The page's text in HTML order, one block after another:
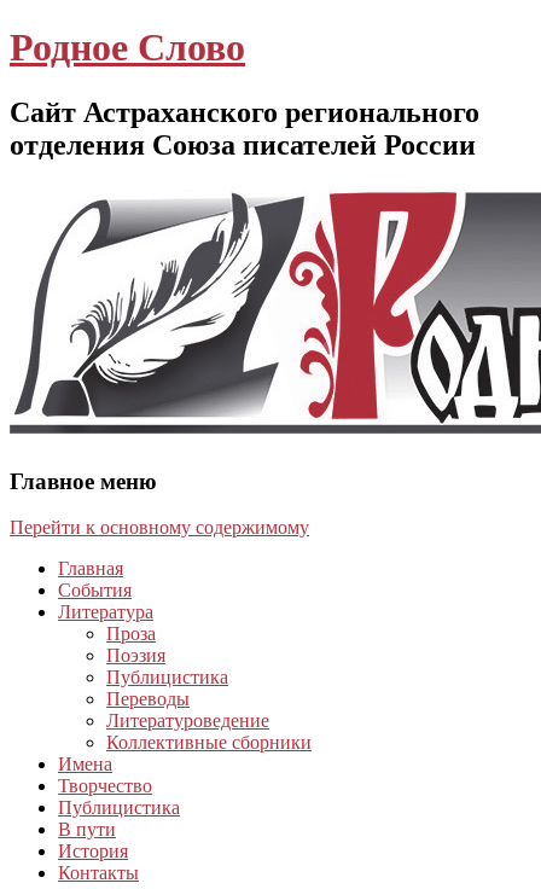
Родное Слово
Сайт Астраханского регионального
отделения Союза писателей России
Главное меню
Перейти к основному содержимому
Главная
События
Литература
Проза
Поэзия
Публицистика
Переводы
Литературоведение
Коллективные сборники
Имена
Творчество
Публицистика
В пути
История
Контакты